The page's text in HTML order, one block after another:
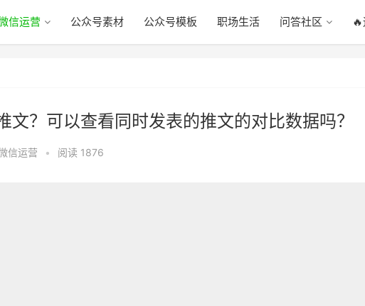
信运营 公众号素材 公众号模板 职场生活 问答社区
文？可以查看同时发表的推文的对比数据吗？
信运营 • 阅读 1876